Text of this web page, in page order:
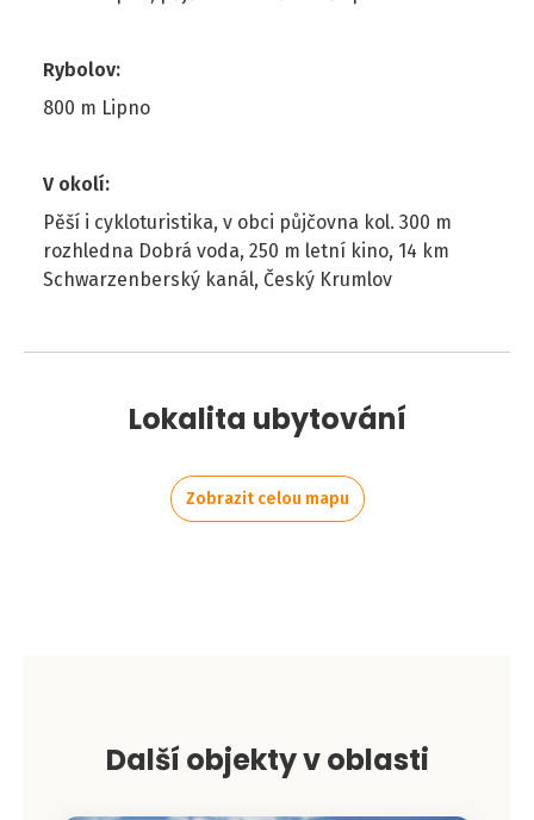
Rybolov:
800 m Lipno
V okolí:
Pěší i cykloturistika, v obci půjčovna kol. 300 m
rozhledna Dobrá voda, 250 m letní kino, 14 km
Schwarzenberský kanál, Český Krumlov
Lokalita ubytování
Zobrazit celou mapu
Další objekty v oblasti